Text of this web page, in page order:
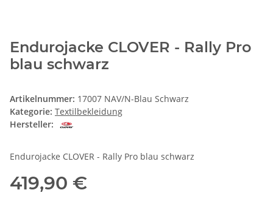
Endurojacke CLOVER - Rally Pro
blau schwarz
Artikelnummer: 17007 NAV/N-Blau Schwarz
Kategorie: Textilbekleidung
Hersteller:
Endurojacke CLOVER - Rally Pro blau schwarz
419,90 €